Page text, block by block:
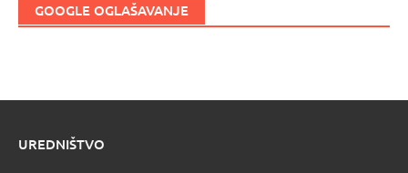
GOOGLE OGLAŠAVANJE
UREDNIŠTVO